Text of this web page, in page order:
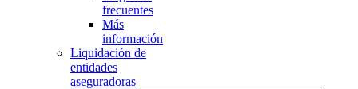
frecuentes
Más
información
Liquidación de
entidades
aseguradoras